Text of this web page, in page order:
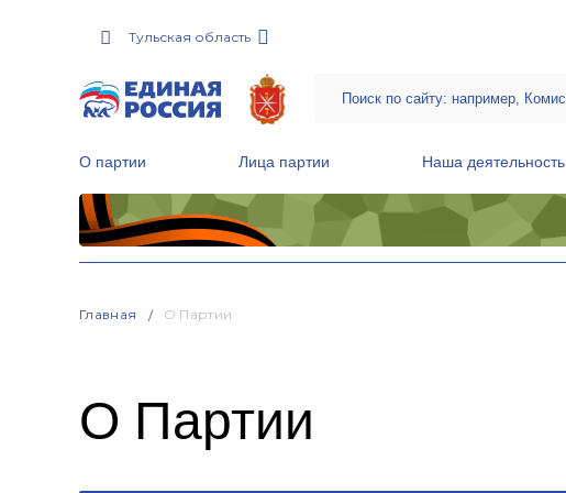
Тульская область
О партии Лица партии Наша деятельность
Главная О Партии
О Партии